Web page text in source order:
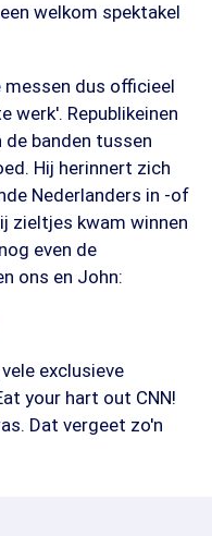
welkom spektakel
messen dus officieel
werk'. Republikeinen
de banden tussen
Hij herinnert zich
Nederlanders in -of
zieltjes kwam winnen
even de
ons en John:
exclusieve
your hart out CNN!
Dat vergeet zo'n